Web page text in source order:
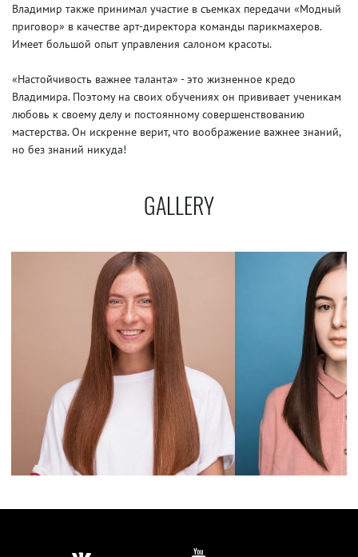
Владимир также принимал участие в съемках передачи «Модный
приговор» в качестве арт-директора команды парикмахеров.
Имеет большой опыт управления салоном красоты.
«Настойчивость важнее таланта» - это жизненное кредо
Владимира. Поэтому на своих обучениях он прививает ученикам
любовь к своему делу и постоянному совершенствованию
мастерства. Он искренне верит, что воображение важнее знаний,
но без знаний никуда!
GALLERY